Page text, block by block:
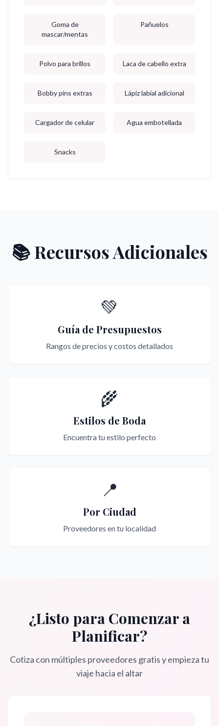
Goma de
mascar/mentas
Pañuelos
Polvo para brillos Laca de cabello extra
Bobby pins extras Lápiz labial adicional
Cargador de celular Agua embotellada
Snacks
📚 Recursos Adicionales
💚
Guía de Presupuestos
Rangos de precios y costos detallados
🌾
Estilos de Boda
Encuentra tu estilo perfecto
📍
Por Ciudad
Proveedores en tu localidad
¿Listo para Comenzar a
Planificar?
Cotiza con múltiples proveedores gratis y empieza tu
viaje hacia el altar